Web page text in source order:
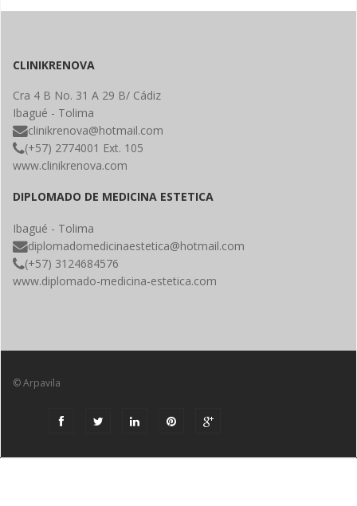
CLINIKRENOVA
Cra 4 B No. 31 A 29 B/ Cádiz
Ibagué - Tolima
clinikrenova@hotmail.com
(+57) 2774001 Ext. 105
www.clinikrenova.com
DIPLOMADO DE MEDICINA ESTETICA
Ibagué - Tolima
diplomadomedicinaestetica@hotmail.com
(+57) 3124684576
www.diplomado-medicina-estetica.com
© Arpavila